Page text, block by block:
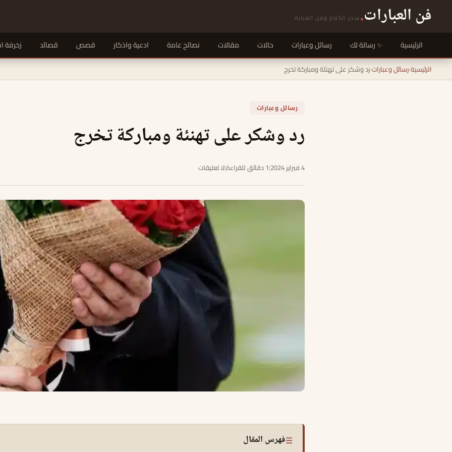
فن العبارات. سحر الكلام وفن العبارة
الرئيسية رسالة لك رسائل وعبارات حالات مقالات نصائح عامة ادعية واذكار قصص قصائد زخرفة
الرئيسية›رسائل وعبارات›رد وشكر على تهنئة ومباركة تخرج
رسائل وعبارات
رد وشكر على تهنئة ومباركة تخرج
4 فبراير 2024 |1 دقائق للقراءة |لا تعليقات
☰فهرس المقال